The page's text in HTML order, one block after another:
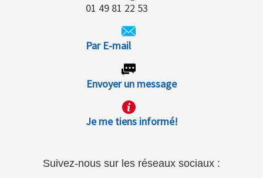
01 49 81 22 53
Par E-mail
Envoyer un message
Je me tiens informé!
Suivez-nous sur les réseaux sociaux :